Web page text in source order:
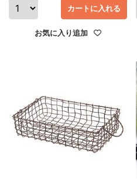
カートに入れる
お気に入り追加